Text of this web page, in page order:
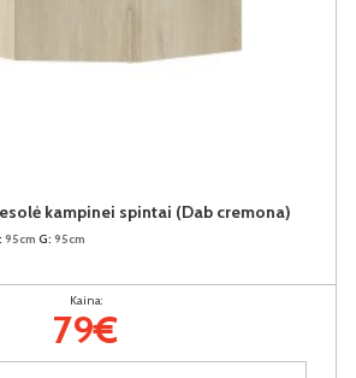
kampinei spintai (Dab cremona)
95cm G: 95cm
Kaina:
79€